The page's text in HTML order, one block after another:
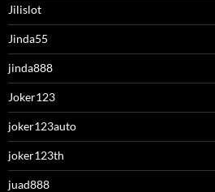
Jilislot
Jinda55
jinda888
Joker123
joker123auto
joker123th
juad888